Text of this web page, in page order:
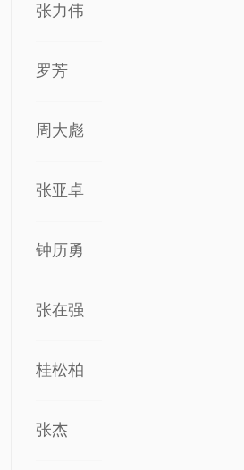
张力伟
罗芳
周大彪
张亚卓
钟历勇
张在强
桂松柏
张杰